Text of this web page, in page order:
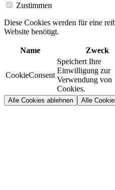
Zustimmen
Diese Cookies werden für eine
Website benötigt.
Name Zweck
CookieConsent
Speichert Ihre
Einwilligung zur
Verwendung von
Cookies.
Alle Cookies ablehnen Alle